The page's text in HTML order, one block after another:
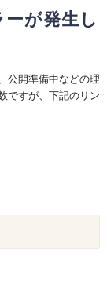
が発生し
公開準備中などの理
ですが、下記のリン